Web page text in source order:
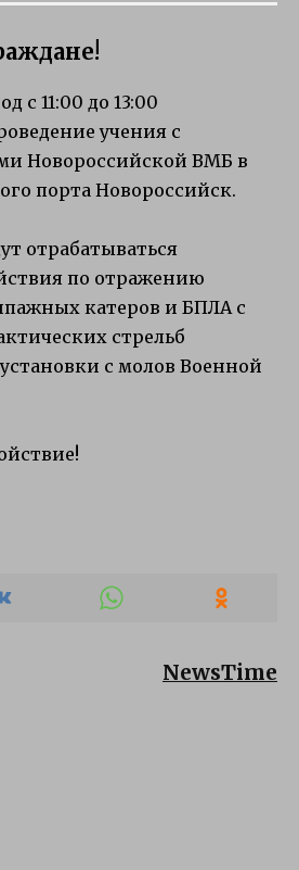
с 11:00 до 13:00
учения с
Новороссийской ВМБ в
порта Новороссийск.
отрабатываться
по отражению
катеров и БПЛА с
стрельб
с молов Военной
NewsTime